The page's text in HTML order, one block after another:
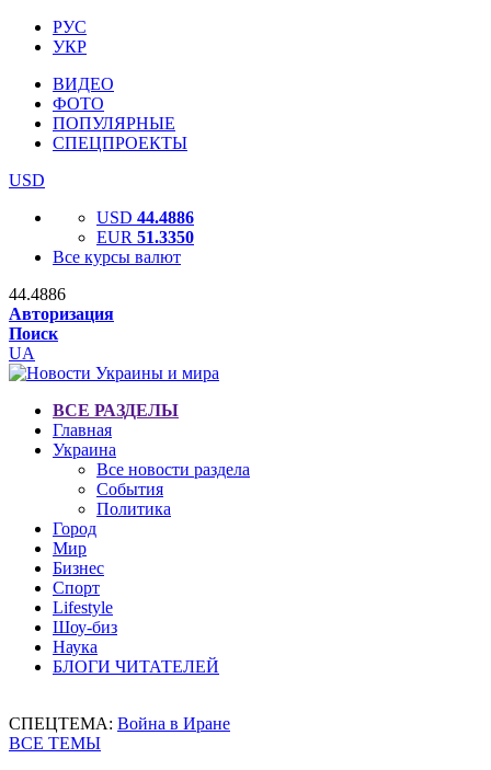
РУС
УКР
ВИДЕО
ФОТО
ПОПУЛЯРНЫЕ
СПЕЦПРОЕКТЫ
USD
USD 44.4886
EUR 51.3350
Все курсы валют
44.4886
Авторизация
Поиск
UA
ВСЕ РАЗДЕЛЫ
Главная
Украина
Все новости раздела
События
Политика
Город
Мир
Бизнес
Спорт
Lifestyle
Шоу-биз
Наука
БЛОГИ ЧИТАТЕЛЕЙ
СПЕЦТЕМА: Война в Иране
ВСЕ ТЕМЫ